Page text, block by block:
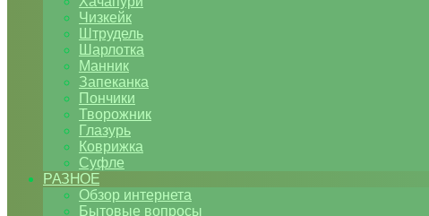
Чизкейк
Штрудель
Шарлотка
Манник
Запеканка
Пончики
Творожник
Глазурь
Коврижка
Суфле
РАЗНОЕ
Обзор интернета
Бытовые вопросы